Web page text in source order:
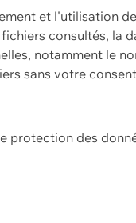
et l'utilisation
consultés,
notamment le
sans votre
des